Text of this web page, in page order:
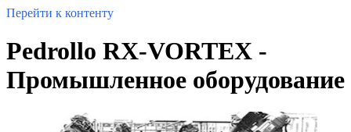
Перейти к контенту
Pedrollo RX-VORTEX -
Промышленное оборудование